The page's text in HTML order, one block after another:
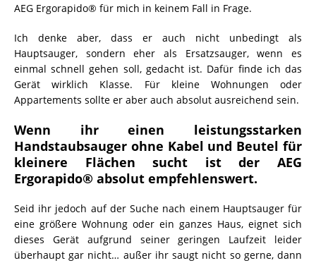
AEG Ergorapido® für mich in keinem Fall in Frage.
Ich denke aber, dass er auch nicht unbedingt als
Hauptsauger, sondern eher als Ersatzsauger, wenn es
einmal schnell gehen soll, gedacht ist. Dafür finde ich das
Gerät wirklich Klasse. Für kleine Wohnungen oder
Appartements sollte er aber auch absolut ausreichend sein.
Wenn ihr einen leistungsstarken
Handstaubsauger ohne Kabel und Beutel für
kleinere Flächen sucht ist der AEG
Ergorapido® absolut empfehlenswert.
Seid ihr jedoch auf der Suche nach einem Hauptsauger für
eine größere Wohnung oder ein ganzes Haus, eignet sich
dieses Gerät aufgrund seiner geringen Laufzeit leider
überhaupt gar nicht… außer ihr saugt nicht so gerne, dann